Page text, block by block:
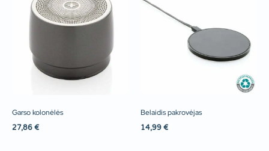
Garso kolonėlės
27,86 €
Belaidis pakrovėjas
14,99 €